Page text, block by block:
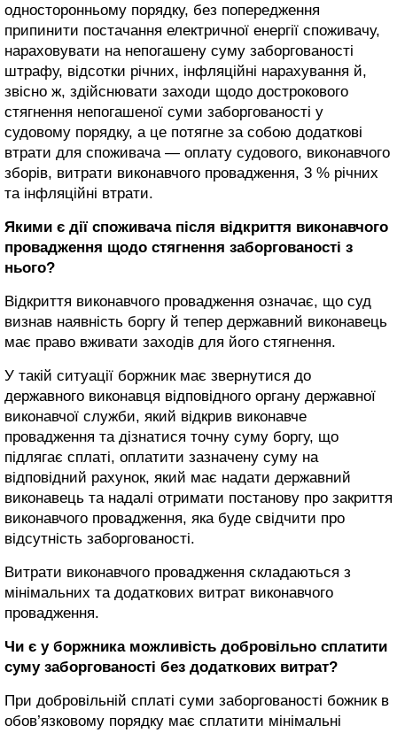
односторонньому порядку, без попередження
припинити постачання електричної енергії споживачу,
нараховувати на непогашену суму заборгованості
штрафу, відсотки річних, інфляційні нарахування й,
звісно ж, здійснювати заходи щодо дострокового
стягнення непогашеної суми заборгованості у
судовому порядку, а це потягне за собою додаткові
втрати для споживача — оплату судового, виконавчого
зборів, витрати виконавчого провадження, 3 % річних
та інфляційні втрати.
Якими є дії споживача після відкриття виконавчого
провадження щодо стягнення заборгованості з
нього?
Відкриття виконавчого провадження означає, що суд
визнав наявність боргу й тепер державний виконавець
має право вживати заходів для його стягнення.
У такій ситуації боржник має звернутися до
державного виконавця відповідного органу державної
виконавчої служби, який відкрив виконавче
провадження та дізнатися точну суму боргу, що
підлягає сплаті, оплатити зазначену суму на
відповідний рахунок, який має надати державний
виконавець та надалі отримати постанову про закриття
виконавчого провадження, яка буде свідчити про
відсутність заборгованості.
Витрати виконавчого провадження складаються з
мінімальних та додаткових витрат виконавчого
провадження.
Чи є у боржника можливість добровільно сплатити
суму заборгованості без додаткових витрат?
При добровільній сплаті суми заборгованості божник в
обов’язковому порядку має сплатити мінімальні